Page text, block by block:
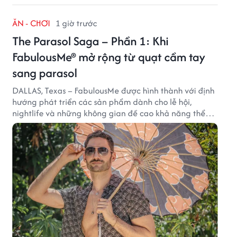
ĂN - CHƠI 1 giờ trước
The Parasol Saga – Phần 1: Khi
FabulousMe® mở rộng từ quạt cầm tay
sang parasol
DALLAS, Texas – FabulousMe được hình thành với định
hướng phát triển các sản phẩm dành cho lễ hội,
nightlife và những không gian đề cao khả năng thể
hiện bản thân. Trong quá trình xây dựng thương hiệu,
quạt cầm tay trở thành dòng sản phẩm tạo được
thành công ban đầu, giúp FabulousMe từng bước mở
rộng mức độ hiện diện trên thị trường.